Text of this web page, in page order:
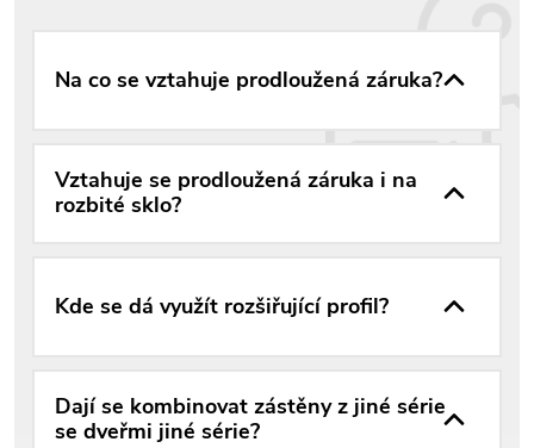
Na co se vztahuje prodloužená záruka?
Vztahuje se prodloužená záruka i na
rozbité sklo?
Kde se dá využít rozšiřující profil?
Dají se kombinovat zástěny z jiné série
se dveřmi jiné série?